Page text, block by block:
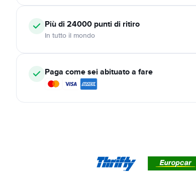
Più di 24000 punti di ritiro
In tutto il mondo
Paga come sei abituato a fare